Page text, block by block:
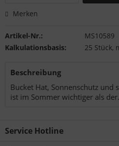
Merken
Artikel-Nr.:
MS10589
Kalkulationsbasis:
25 Stück,
Beschreibung
Bucket Hat, Sonnenschutz und
ist im Sommer wichtiger als
Service Hotline